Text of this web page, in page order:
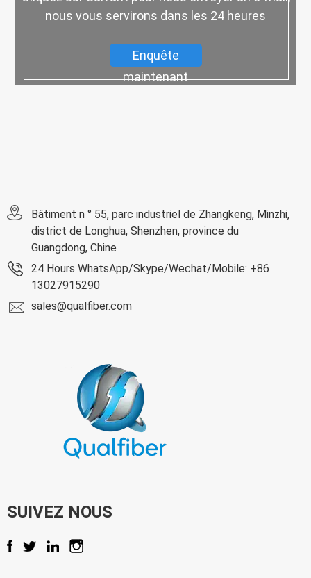
nous vous servirons dans les 24 heures
Enquête
maintenant
Bâtiment n ° 55, parc industriel de Zhangkeng, Minzhi,
district de Longhua, Shenzhen, province du
Guangdong, Chine
24 Hours WhatsApp/Skype/Wechat/Mobile: +86
13027915290
sales@qualfiber.com
SUIVEZ NOUS